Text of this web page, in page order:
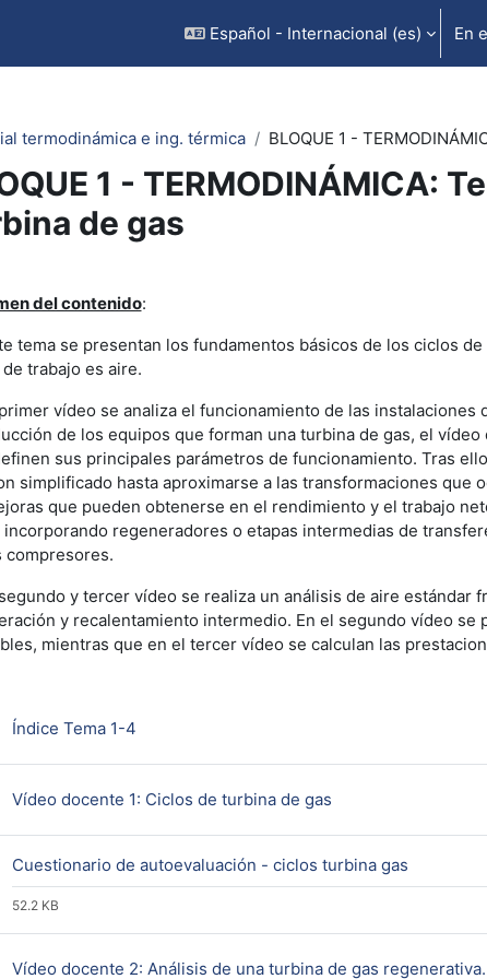
Español - Internacional ‎(es)‎ En
termodinámica e ing. térmica BLOQUE 1 -
1 - TERMODINÁMICA:
de gas
de sección
del contenido:
tema se presentan los fundamentos básicos de los ciclos
trabajo es aire.
vídeo se analiza el funcionamiento de las instalaciones
de los equipos que forman una turbina de gas, el
sus principales parámetros de funcionamiento. Tras
simplificado hasta aproximarse a las transformaciones que
que pueden obtenerse en el rendimiento y el trabajo
regeneradores o etapas intermedias de
compresores.
y tercer vídeo se realiza un análisis de aire estándar
y recalentamiento intermedio. En el segundo vídeo se
mientras que en el tercer vídeo se calculan las
Índice Tema 1-4Página
Vídeo docente 1: Ciclos de turbina de gasURL
Cuestionario de autoevaluación - ciclos turbina gas
52.2 KB
Vídeo docente 2: Análisis de una turbina de gas